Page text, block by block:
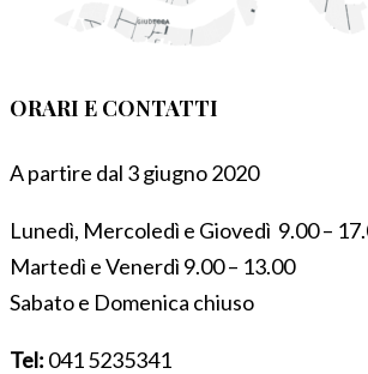
ORARI E CONTATTI
A partire dal 3 giugno 2020
Lunedì, Mercoledì e Giovedì 9.00 –
Martedì e Venerdì 9.00 – 13.00
Sabato e Domenica chiuso
Tel: 041 5235341